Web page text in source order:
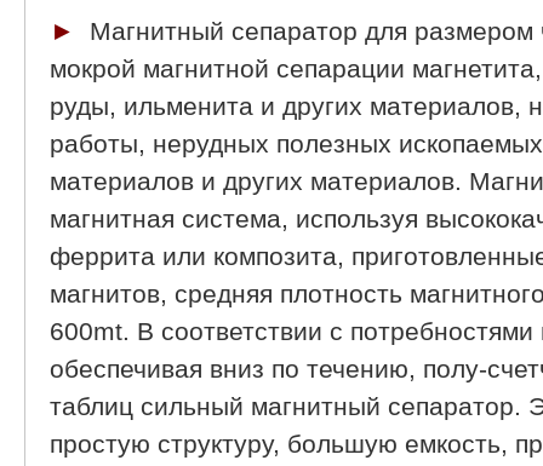
►
Магнитный сепаратор для
мокрой магнитной сепарации
руды, ильменита и других материалов,
работы, нерудных полезных
материалов и других материалов.
магнитная система, используя
феррита или композита,
магнитов, средняя плотность
600mt. В соответствии с потребностями
обеспечивая вниз по течению, полу-
таблиц сильный магнитный сепаратор.
простую структуру, большую емкость,